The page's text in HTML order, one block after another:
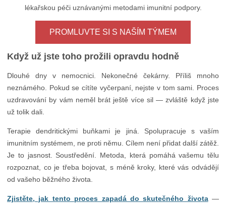
lékařskou péči uznávanými metodami imunitní podpory.
PROMLUVTE SI S NAŠÍM TÝMEM
Když už jste toho prožili opravdu hodně
Dlouhé dny v nemocnici. Nekonečné čekárny. Příliš mnoho
neznámého. Pokud se cítíte vyčerpaní, nejste v tom sami. Proces
uzdravování by vám neměl brát ještě více sil — zvláště když jste
už tolik dali.
Terapie dendritickými buňkami je jiná. Spolupracuje s vaším
imunitním systémem, ne proti němu. Cílem není přidat další zátěž.
Je to jasnost. Soustředění. Metoda, která pomáhá vašemu tělu
rozpoznat, co je třeba bojovat, s méně kroky, které vás odvádějí
od vašeho běžného života.
Zjistěte, jak tento proces zapadá do skutečného života—